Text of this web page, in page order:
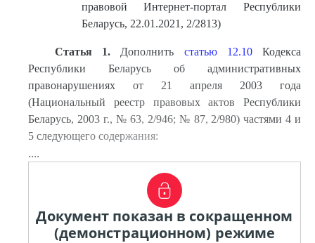
правовой Интернет-портал Республики
Беларусь, 22.01.2021, 2/2813)
Статья 1. Дополнить статью 12.10Кодекса
Республики Беларусь об административных
правонарушениях от 21 апреля 2003 года
(Национальный реестр правовых актов Республики
Беларусь, 2003 г., № 63, 2/946; № 87, 2/980) частями 4 и
5 следующего содержания:
....
Документ показан в сокращенном
(демонстрационном) режиме